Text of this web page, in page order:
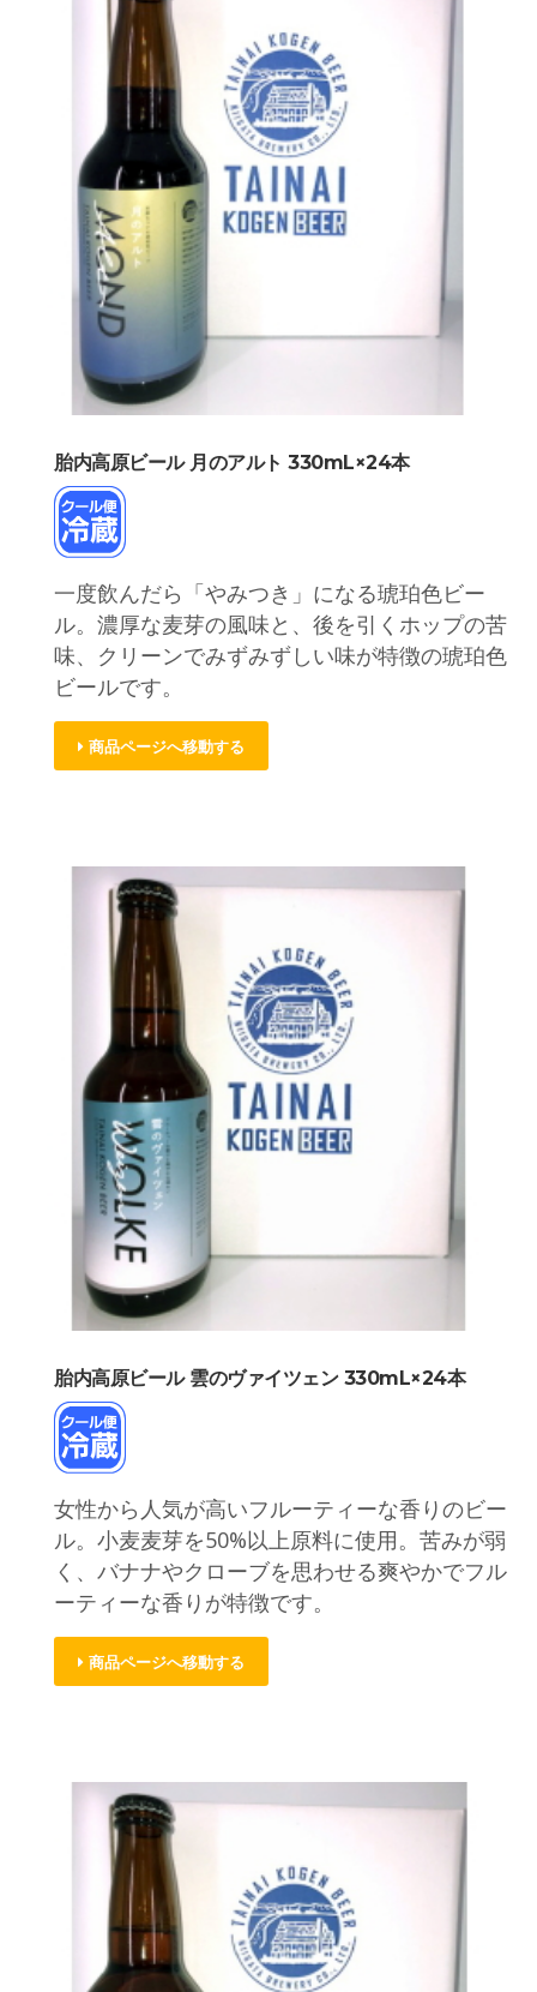
胎内高原ビール 月のアルト 330mL×24本
一度飲んだら「やみつき」になる琥珀色ビー
ル。濃厚な麦芽の風味と、後を引くホップの苦
味、クリーンでみずみずしい味が特徴の琥珀色
ビールです。
商品ページへ移動する
胎内高原ビール 雲のヴァイツェン 330mL×24本
女性から人気が高いフルーティーな香りのビー
ル。小麦麦芽を50%以上原料に使用。苦みが弱
く、バナナやクローブを思わせる爽やかでフル
ーティーな香りが特徴です。
商品ページへ移動する